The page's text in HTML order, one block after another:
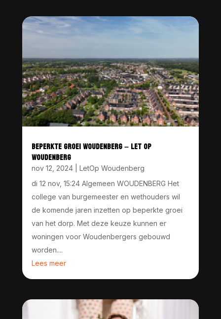
BEPERKTE GROEI WOUDENBERG – LET OP
WOUDENBERG
nov 12, 2024| LetOp Woudenberg
di 12 nov, 15:24 Algemeen WOUDENBERG Het
college van burgemeester en wethouders wil
de komende jaren inzetten op beperkte groei
van het dorp. Met deze keuze kunnen er
woningen voor Woudenbergers gebouwd
worden....
Lees meer